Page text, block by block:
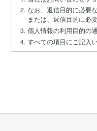
なお、返信目的に必要
または、返信目的に必
個人情報の利用目的の
すべての項目にご記入